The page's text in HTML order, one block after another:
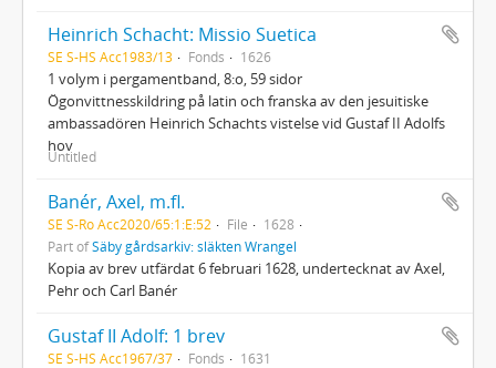
Heinrich Schacht: Missio Suetica
SE S-HS Acc1983/13 Fonds 1626
1 volym i pergamentband, 8:o, 59 sidor
Ögonvittnesskildring på latin och franska av den jesuitiske
ambassadören Heinrich Schachts vistelse vid Gustaf II Adolfs
hov
Untitled
Banér, Axel, m.fl.
SE S-Ro Acc2020/65:1:E:52 File
1628
Part ofSäby gårdsarkiv: släkten Wrangel
Kopia av brev utfärdat 6 februari 1628, undertecknat av Axel,
Pehr och Carl Banér
Gustaf II Adolf: 1 brev
SE S-HS Acc1967/37 Fonds 1631